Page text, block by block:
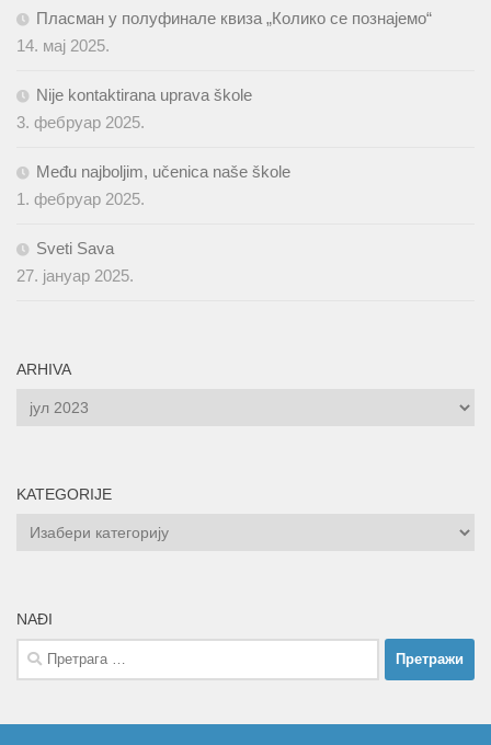
Пласман у полуфинале квиза „Колико се познајемо“
14. мај 2025.
Nije kontaktirana uprava škole
3. фебруар 2025.
Među najboljim, učenica naše škole
1. фебруар 2025.
Sveti Sava
27. јануар 2025.
ARHIVA
ARHIVA
KATEGORIJE
KATEGORIJE
NAĐI
Претрага
за: